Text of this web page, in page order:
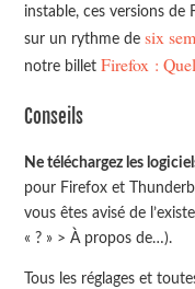
instable, ces versions
sur un rythme desix
notre billet Firefox :
Conseils
Ne téléchargez les
pour Firefox et
vous êtes avisé de
« ? » > À propos de…).
Tous les réglages et